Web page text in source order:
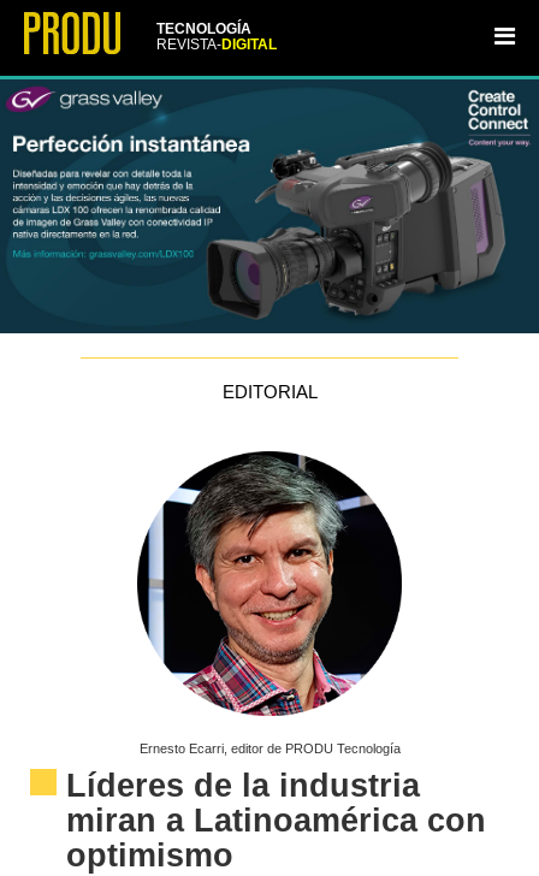
TECNOLOGÍA
REVISTA-DIGITAL
EDITORIAL
Ernesto Ecarri, editor de PRODU Tecnología
Líderes de la industria
miran a Latinoamérica con
optimismo